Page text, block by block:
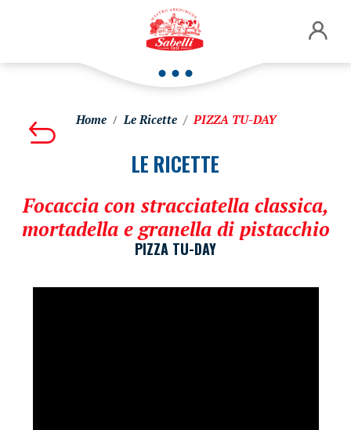
Home Le Ricette PIZZA TU-DAY
LE RICETTE
Focaccia con stracciatella classica,
mortadella e granella di pistacchio
PIZZA TU-DAY